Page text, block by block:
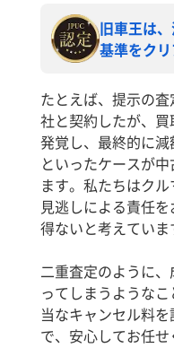
旧車王は
基準をク
たとえば、提示の
社と契約したが、
発覚し、最終的に減
といったケースが
ます。私たちはク
見逃しによる責任
得ないと考えていま
二重査定のように
ってしまうような
当なキャンセル料
で、安心してお任せ